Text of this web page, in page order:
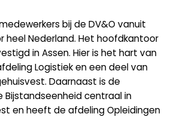
bij de DV&O vanuit
heel Nederland. Het hoofdkantoor
in Assen. Hier is het hart van
Logistiek en een deel van
Daarnaast is de
Bijstandseenheid centraal in
en heeft de afdeling Opleidingen